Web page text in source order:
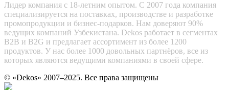
Лидер компания с 18-летним опытом. С 2007 года компания
специализируется на поставках, производстве и разработке
промопродукции и бизнес-подарков. Нам доверяют 90%
ведущих компаний Узбекистана. Dekos работает в сегментах
B2B и B2G и предлагает ассортимент из более 1200
продуктов. У нас более 1000 довольных партнёров, все из
которых являются ведущими компаниями в своей сфере.
© «Dekos» 2007–2025. Все права защищены